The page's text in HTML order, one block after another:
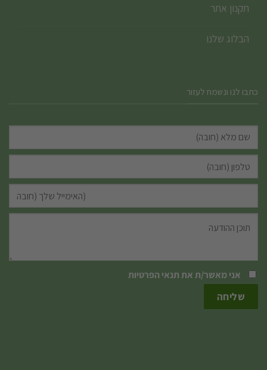
תקנון אתר
הבלוג שלנו
כתבו לנו ונשמח לעזור
אני מאשר/ת אתתנאי הפרטיות